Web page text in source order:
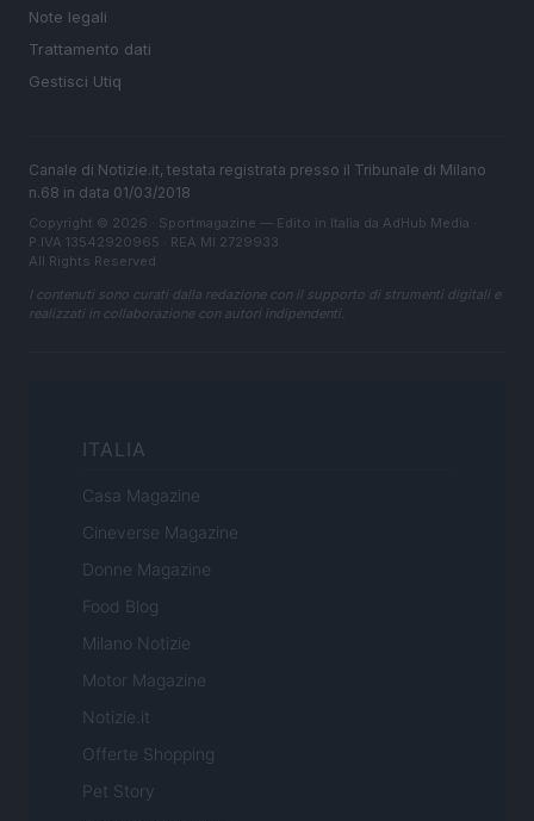
Note legali
Trattamento dati
Gestisci Utiq
Canale di Notizie.it, testata registrata presso il Tribunale di Milano
n.68 in data 01/03/2018
Copyright © 2026 · Sportmagazine — Edito in Italia da AdHub Media
P.IVA 13542920965 · REA MI 2729933
All Rights Reserved
I contenuti sono curati dalla redazione con il supporto di strumenti digitali e
realizzati in collaborazione con autori indipendenti.
ITALIA
Casa Magazine
Cineverse Magazine
Donne Magazine
Food Blog
Milano Notizie
Motor Magazine
Notizie.it
Offerte Shopping
Pet Story